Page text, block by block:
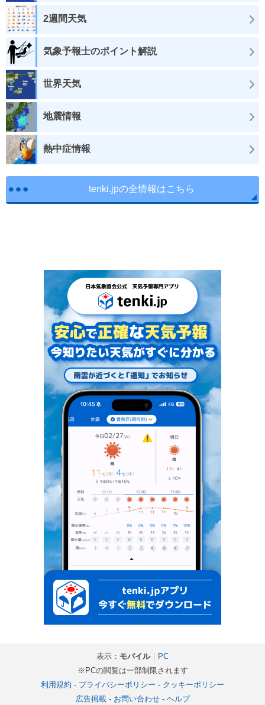
2週間天気
気象予報士のポイント解説
世界天気
地震情報
熱中症情報
tenki.jpの全情報はこちら
表示： モバイル｜
PC
※PCの閲覧は一部制限されます
利用規約 - プライバシーポリシー - クッキーポリシー
広告掲載- お問い合わせ- ヘルプ